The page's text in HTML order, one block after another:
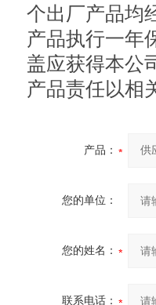
个出厂产品均
产品执行一年
盖应获得本公
产品责任以相
产品：
您的单位：
您的姓名：
联系电话：